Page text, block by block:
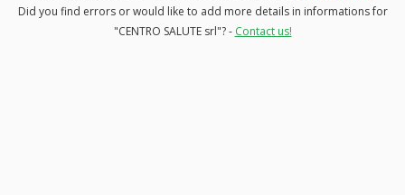
Did you find errors or would like to add more details in informations for
"CENTRO SALUTE srl"? - Contact us!